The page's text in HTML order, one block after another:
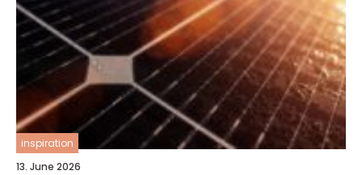
inspiration
13. June 2026